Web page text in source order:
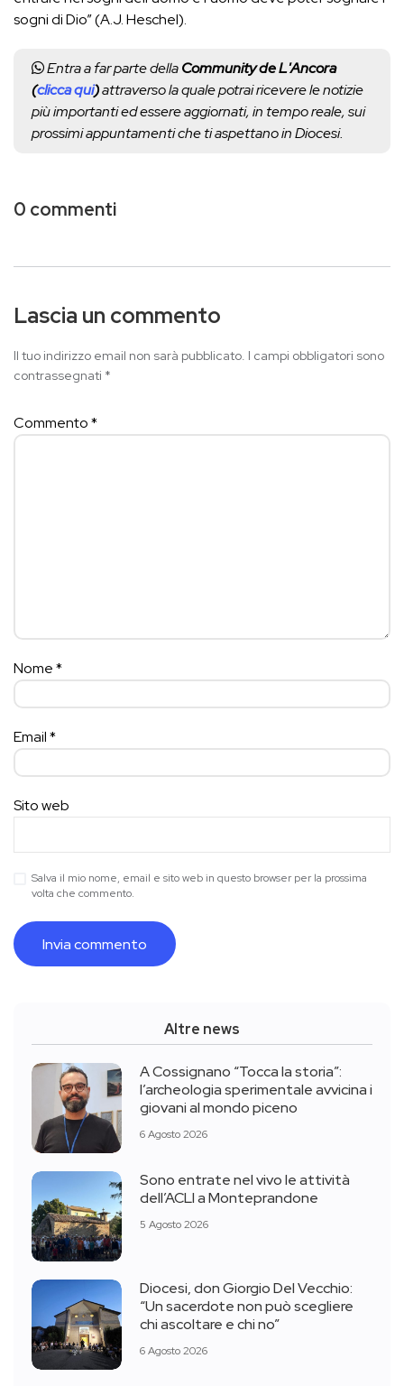
sogni di Dio” (A.J. Heschel).
Entra a far parte dellaCommunity de L'Ancora
(clicca qui)attraverso la quale potrai ricevere le notizie
più importanti ed essere aggiornati, in tempo reale, sui
prossimi appuntamenti che ti aspettano in Diocesi.
0 commenti
Lascia un commento
Il tuo indirizzo email non sarà pubblicato. I campi obbligatori sono
contrassegnati *
Commento*
Nome*
Email*
Sito web
Salva il mio nome, email e sito web in questo browser per la prossima
volta che commento.
Altre news
A Cossignano “Tocca la storia”:
l’archeologia sperimentale avvicina i
giovani al mondo piceno
6 Agosto 2026
Sono entrate nel vivo le attività
dell’ACLI a Monteprandone
5 Agosto 2026
Diocesi, don Giorgio Del Vecchio:
“Un sacerdote non può scegliere
chi ascoltare e chi no”
6 Agosto 2026